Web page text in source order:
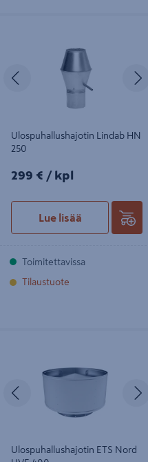
Edellinen
Ulospuhallushajotin Lindab HN
250
299€/kpl
299 € / kpl
Lue lisää
Toimitettavissa
Tilaustuote
Ulospuhallushajotin ETS Nord